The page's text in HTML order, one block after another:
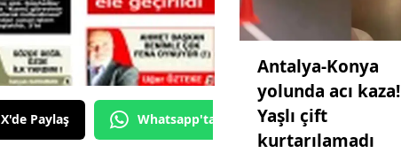
Gümüşhane
Hakkari
Hatay
Isparta
X'de Paylaş Whatsapp'tan Gönder
Antalya-Konya
yolunda acı kaza!
Yaşlı çift
kurtarılamadı